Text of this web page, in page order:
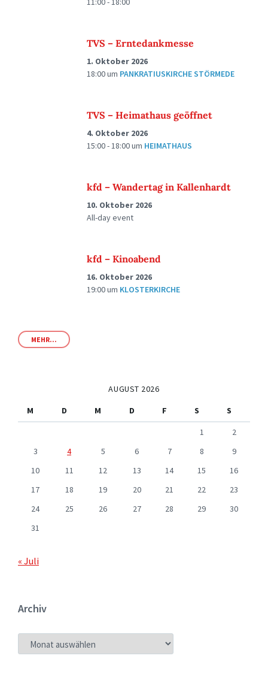
TVS – Erntedankmesse
1. Oktober 2026
18:00um PANKRATIUSKIRCHE STÖRMEDE
TVS – Heimathaus geöffnet
4. Oktober 2026
15:00 - 18:00um HEIMATHAUS
kfd – Wandertag in Kallenhardt
10. Oktober 2026
All-day event
kfd – Kinoabend
16. Oktober 2026
19:00um KLOSTERKIRCHE
MEHR...
AUGUST 2026
M
D M D F S
S
1
2
3
4 5 6 7 8
9
10
11 12 13 14 15
16
17
18 19 20 21 22
23
24
25 26 27 28 29
30
31
« Juli
Archiv
ARCHIV